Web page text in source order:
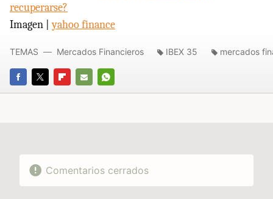
recuperarse?
Imagen |yahoo finance
FACEBOOK
TWITTERFLIPBOARD
E-
WHATSAPP
TEMAS Mercados Financieros IBEX 35 mercados
Comentarios cerrados